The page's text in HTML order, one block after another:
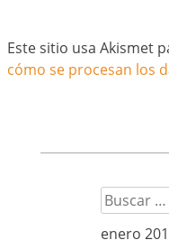
Este sitio usa Akismet
cómo se procesan los
Buscar
enero